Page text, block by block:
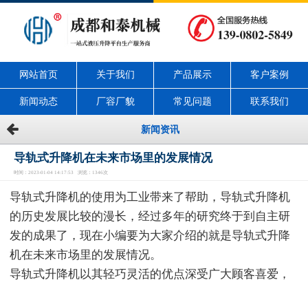
网站首页 关于我们 产品展示 客户案例
新闻动态 厂容厂貌 常见问题 联系我们
新闻资讯
导轨式升降机在未来市场里的发展情况
时间：2023-01-04 14:17:53 浏览：1346次
导轨式升降机的使用为工业带来了帮助，导轨式升降机
的历史发展比较的漫长，经过多年的研究终于到自主研
发的成果了，现在小编要为大家介绍的就是导轨式升降
机在未来市场里的发展情况。
导轨式升降机以其轻巧灵活的优点深受广大顾客喜爱，